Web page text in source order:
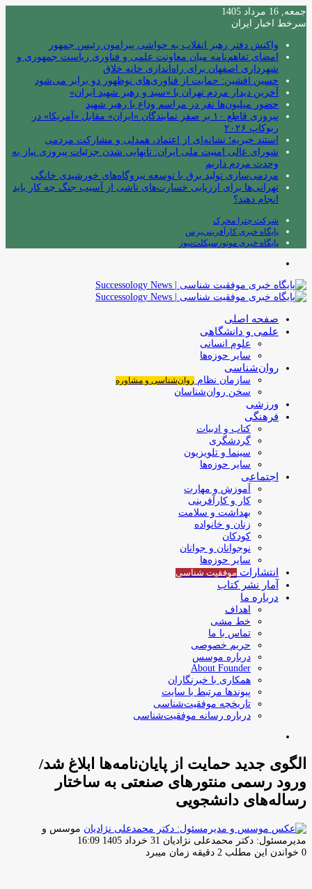
جمعه, 16 مرداد 1405
سرخط اخبار ایران
واکنش دفتر رهبر انقلاب به حواشی پیرامون رئیس جمهور
امضای تفاهم‌نامه میان معاونت علمی و فناوری ریاست جمهوری و
شهرداری اصفهان برای راه‌اندازی خانه خلاق
حسین افشین: حمایت از فناوری‌های نوظهور دو برابر می‌شود
آخرین دیدار مردم تهران با «سید و رهبر شهید ایران»
حضور میلیون‌ها نفر در مراسم وداع با رهبر شهید
پیروزی قاطع ۱۰ بر صفر نمایندگان «ایران» مقابل «آمریکا» در
ربوکاپ ۲۰۲۶
استند خیریه؛ نشانه‌ای از اعتماد، همدلی و مشارکت مردمی
شورای عالی امنیت ملی ایران: تانهایی شدن جزئیات پیروزی نیاز به
وحدت مردم داریم
مردمی‌سازی تولید برق با توسعه نیروگاه‌های خورشیدی خانگی
تهرانی‌ها برای ارزیابی خسارت‌های ناشی از آسیب جنگ چه کار باید
انجام دهند؟
شرکت چترا محرک
پایگاه خبری کارآفرینی‌پرس
پایگاه خبری موتورسیکلت‌نیوز
صفحه اصلی
علمی و دانشگاهی
علوم انسانی
سایر حوزه‌ها
روان‌شناسی
سازمان نظام روان‌شناسی و مشاوره
سخن روان‌شناسان
ورزشی
فرهنگی
کتاب و ادبیات
گردشگری
سینما و تلویزیون
سایر حوزه‌ها
اجتماعی
آموزش و مهارت
کار و کارآفرینی
بهداشت و سلامت
زنان و خانواده
کودکان
نوجوانان و جوانان
سایر حوزه‌ها
انتشارات موفقیت‌ شناسی
آمار نشر کتاب
درباره ما
اهداف
خط مشی
تماس با ما
حریم خصوصی
درباره موسس
About Founder
همکاری با خبرنگاران
پیوندها مرتبط با سایت
تاریخچه موفقیت‌شناسی
درباره رسانه موفقیت‌شناسی
الگوی جدید حمایت از پایان‌نامه‌ها ابلاغ شد/
ورود رسمی منتور‌های صنعتی به ساختار
رساله‌های دانشجویی
موسس و
مدیرمسئول: دکتر محمدعلی نژادیان ارسال
ایمیل
31 خرداد 1405 16:09
0 خواندن این مطلب 2 دقیقه زمان میبرد